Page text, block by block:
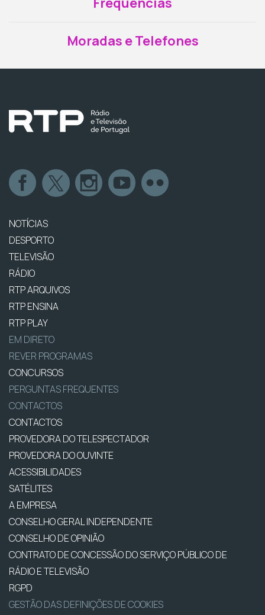
Moradas e Telefones
NOTÍCIAS
DESPORTO
TELEVISÃO
RÁDIO
RTP ARQUIVOS
RTP ENSINA
RTP PLAY
EM DIRETO
REVER PROGRAMAS
CONCURSOS
PERGUNTAS FREQUENTES
CONTACTOS
CONTACTOS
PROVEDORA DO TELESPECTADOR
PROVEDORA DO OUVINTE
ACESSIBILIDADES
SATÉLITES
A EMPRESA
CONSELHO GERAL INDEPENDENTE
CONSELHO DE OPINIÃO
CONTRATO DE CONCESSÃO DO SERVIÇO PÚBLICO DE
RÁDIO E TELEVISÃO
RGPD
GESTÃO DAS DEFINIÇÕES DE COOKIES